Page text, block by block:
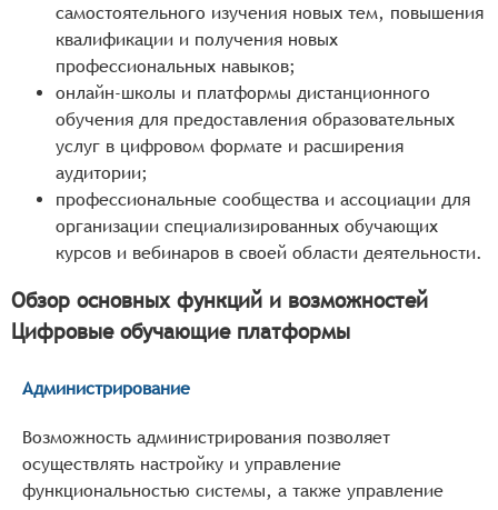
самостоятельного изучения новых тем, повышения
квалификации и получения новых
профессиональных навыков;
онлайн-школы и платформы дистанционного
обучения для предоставления образовательных
услуг в цифровом формате и расширения
аудитории;
профессиональные сообщества и ассоциации для
организации специализированных обучающих
курсов и вебинаров в своей области деятельности.
Обзор основных функций и возможностей
Цифровые обучающие платформы
Администрирование
Возможность администрирования позволяет
осуществлять настройку и управление
функциональностью системы, а также управление